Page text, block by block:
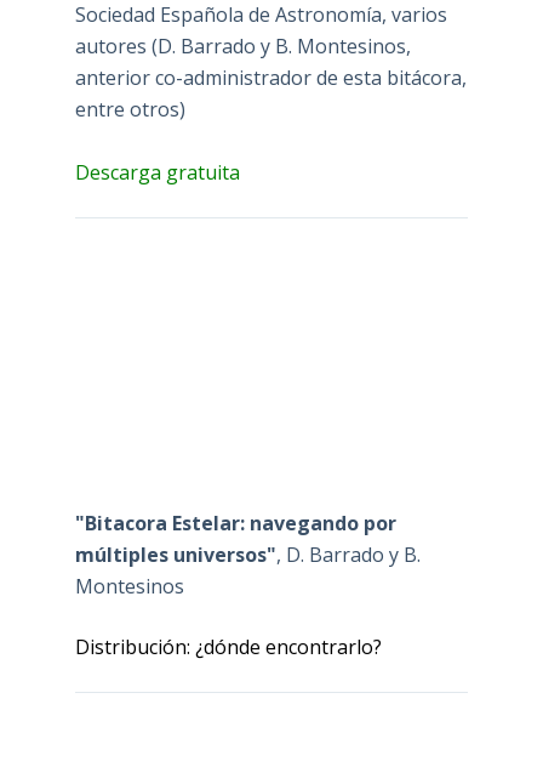
Sociedad Española de Astronomía, varios
autores (D. Barrado y B. Montesinos,
anterior co-administrador de esta bitácora,
entre otros)
Descarga gratuita
"Bitacora Estelar: navegando por
múltiples universos", D. Barrado y B.
Montesinos
Distribución: ¿dónde encontrarlo?